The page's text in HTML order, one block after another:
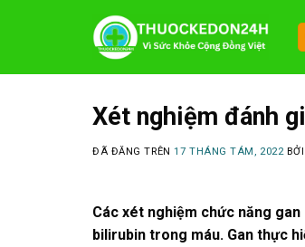
dung
Xét nghiệm đánh
ĐÃ ĐĂNG TRÊN17 THÁNG TÁM, 2022 BỞI
Các xét nghiệm chức năng
bilirubin trong máu. Gan thực